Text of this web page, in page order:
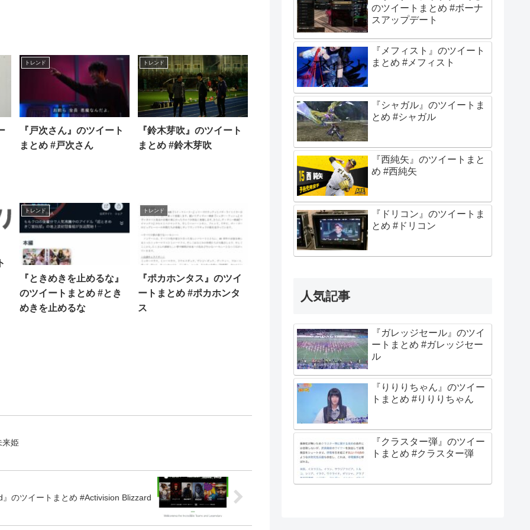
トレンド
『戸次さん』のツイート
まとめ #戸次さん
トレンド
『鈴木芽吹』のツイート
まとめ #鈴木芽吹
トレンド
『ときめきを止めるな』
のツイートまとめ #とき
めきを止めるな
トレンド
『ポカホンタス』のツイ
ートまとめ #ポカホンタ
ス
来姫
のツイートまとめ #Activision Blizzard
のツイートまとめ #ボーナ
スアップデート
『メフィスト』のツイート
まとめ #メフィスト
『シャガル』のツイートま
とめ #シャガル
『西純矢』のツイートまと
め #西純矢
『ドリコン』のツイートま
とめ #ドリコン
人気記事
『ガレッジセール』のツイ
ートまとめ #ガレッジセー
ル
『りりりちゃん』のツイー
トまとめ #りりりちゃん
『クラスター弾』のツイー
トまとめ #クラスター弾